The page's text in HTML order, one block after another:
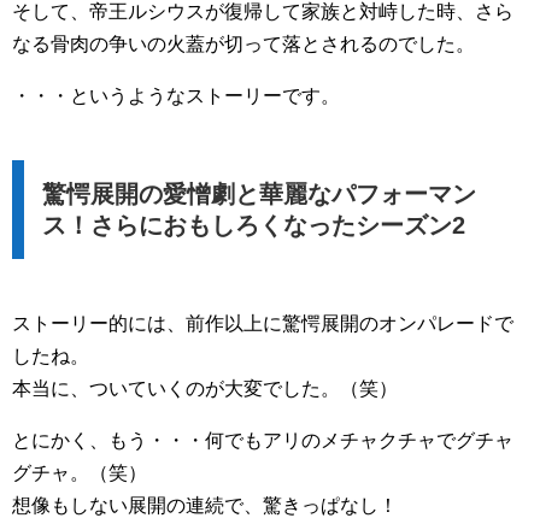
そして、帝王ルシウスが復帰して家族と対峙した時、さら
なる骨肉の争いの火蓋が切って落とされるのでした。
・・・というようなストーリーです。
驚愕展開の愛憎劇と華麗なパフォーマン
ス！さらにおもしろくなったシーズン2
ストーリー的には、前作以上に驚愕展開のオンパレードで
したね。
本当に、ついていくのが大変でした。（笑）
とにかく、もう・・・何でもアリのメチャクチャでグチャ
グチャ。（笑）
想像もしない展開の連続で、驚きっぱなし！